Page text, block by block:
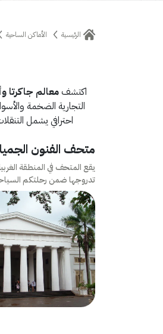
الرئيسية الأماكن الساحية
اكتشفمعالم جاكرتا
التجارية الضخمة
احترافي يشمل
متحف الفنون
يقع المتحف في المنطقة
تدروجها ضمن رحلتكم السياحية